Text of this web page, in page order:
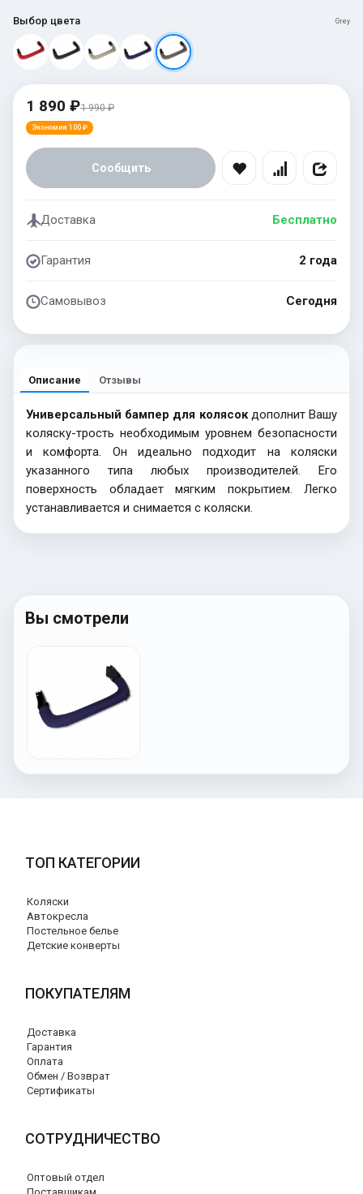
Выбор цвета Grey
1 890 ₽1 990 ₽
Экономия 100 ₽
Сообщить
Доставка Бесплатно
Гарантия 2 года
Самовывоз Сегодня
Описание Отзывы
Универсальный бампер для колясокдополнит Вашу
коляску-трость необходимым уровнем безопасности
и комфорта. Он идеально подходит на коляски
указанного типа любых производителей. Его
поверхность обладает мягким покрытием. Легко
устанавливается и снимается с коляски.
Вы смотрели
ТОП КАТЕГОРИИ
Коляски
Автокресла
Постельное белье
Детские конверты
ПОКУПАТЕЛЯМ
Доставка
Гарантия
Оплата
Обмен / Возврат
Сертификаты
СОТРУДНИЧЕСТВО
Оптовый отдел